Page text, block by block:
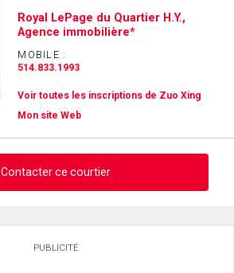
Royal LePage du Quartier H.Y.,
Agence immobilière*
MOBILE :
514.833.1993
Voir toutes les inscriptions de Zuo Xing
Mon site Web
Contacter ce courtier
PUBLICITÉ